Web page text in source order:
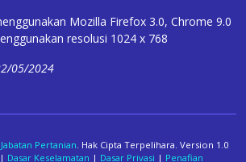
Mozilla Firefox 3.0, Chrome 9.0
resolusi 1024 x 768
05/2024
Jabatan Pertanian. Hak Cipta Terpelihara. Version 1.0
Dasar Keselamatan | Dasar Privasi | Penafian